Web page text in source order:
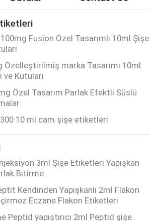
Fusion Özel Tasarımlı 10ml Şişe
Özelleştirilmiş marka Tasarımı 10ml
Kutuları
Özel Tasarım Parlak Efektli Süslü
10 ml cam şişe etiketleri
3ml Şişe Etiketleri Yapışkan
Bitirme
Kendinden Yapışkanlı 2ml Flakon
Eczane Flakon Etiketleri
Peptid yapıştırıcı 2ml Peptid şişe